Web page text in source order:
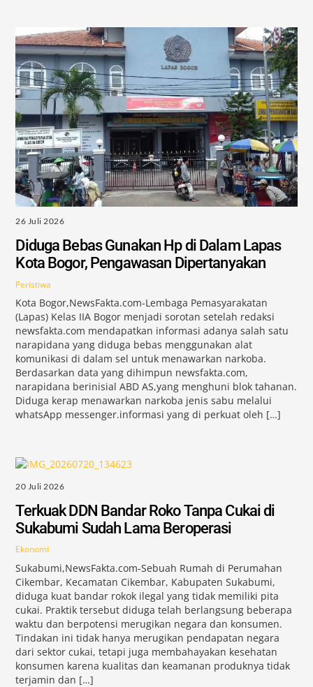
26 Juli 2026
Diduga Bebas Gunakan Hp di Dalam Lapas
Kota Bogor, Pengawasan Dipertanyakan
Peristiwa
Kota Bogor,NewsFakta.com-Lembaga Pemasyarakatan
(Lapas) Kelas IIA Bogor menjadi sorotan setelah redaksi
newsfakta.com mendapatkan informasi adanya salah satu
narapidana yang diduga bebas menggunakan alat
komunikasi di dalam sel untuk menawarkan narkoba.
Berdasarkan data yang dihimpun newsfakta.com,
narapidana berinisial ABD AS,yang menghuni blok tahanan.
Diduga kerap menawarkan narkoba jenis sabu melalui
whatsApp messenger.informasi yang di perkuat oleh […]
20 Juli 2026
Terkuak DDN Bandar Roko Tanpa Cukai di
Sukabumi Sudah Lama Beroperasi
Ekonomi
Sukabumi,NewsFakta.com-Sebuah Rumah di Perumahan
Cikembar, Kecamatan Cikembar, Kabupaten Sukabumi,
diduga kuat bandar rokok ilegal yang tidak memiliki pita
cukai. Praktik tersebut diduga telah berlangsung beberapa
waktu dan berpotensi merugikan negara dan konsumen.
Tindakan ini tidak hanya merugikan pendapatan negara
dari sektor cukai, tetapi juga membahayakan kesehatan
konsumen karena kualitas dan keamanan produknya tidak
terjamin dan […]